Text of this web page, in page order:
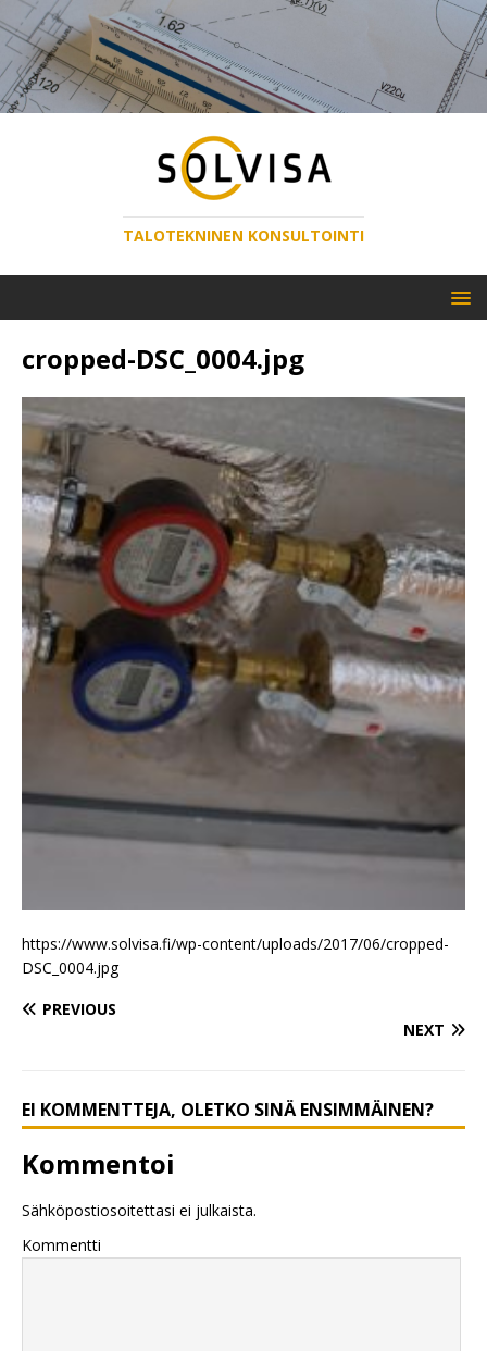
TALOTEKNINEN KONSULTOINTI
cropped-DSC_0004.jpg
https://www.solvisa.fi/wp-content/uploads/2017/06/cropped-
DSC_0004.jpg
PREVIOUS
NEXT
EI KOMMENTTEJA, OLETKO SINÄ ENSIMMÄINEN?
Kommentoi
Sähköpostiosoitettasi ei julkaista.
Kommentti